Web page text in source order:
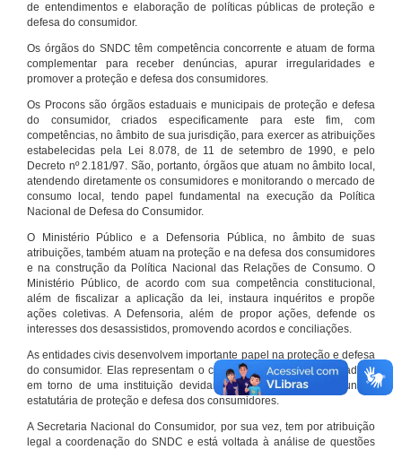
de entendimentos e elaboração de políticas públicas de proteção e
defesa do consumidor.
Os órgãos do SNDC têm competência concorrente e atuam de forma
complementar para receber denúncias, apurar irregularidades e
promover a proteção e defesa dos consumidores.
Os Procons são órgãos estaduais e municipais de proteção e defesa
do consumidor, criados especificamente para este fim, com
competências, no âmbito de sua jurisdição, para exercer as atribuições
estabelecidas pela Lei 8.078, de 11 de setembro de 1990, e pelo
Decreto nº 2.181/97. São, portanto, órgãos que atuam no âmbito local,
atendendo diretamente os consumidores e monitorando o mercado de
consumo local, tendo papel fundamental na execução da Política
Nacional de Defesa do Consumidor.
O Ministério Público e a Defensoria Pública, no âmbito de suas
atribuições, também atuam na proteção e na defesa dos consumidores
e na construção da Política Nacional das Relações de Consumo. O
Ministério Público, de acordo com sua competência constitucional,
além de fiscalizar a aplicação da lei, instaura inquéritos e propõe
ações coletivas. A Defensoria, além de propor ações, defende os
interesses dos desassistidos, promovendo acordos e conciliações.
As entidades civis desenvolvem importante papel na proteção e defesa
do consumidor. Elas representam o conjunto organizado de cidadãos
em torno de uma instituição devidamente registrada e com função
estatutária de proteção e defesa dos consumidores.
A Secretaria Nacional do Consumidor, por sua vez, tem por atribuição
legal a coordenação do SNDC e está voltada à análise de questões